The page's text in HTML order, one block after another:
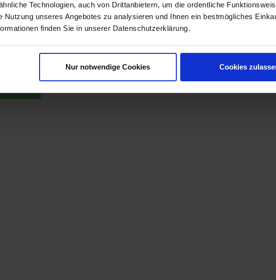
Technologien, auch von Drittanbietern, um die ordentliche
Nutzung unseres Angebotes zu analysieren und Ihnen ein bestmögliches
finden Sie in unserer Datenschutzerklärung.
Nur notwendige Cookies Cookies